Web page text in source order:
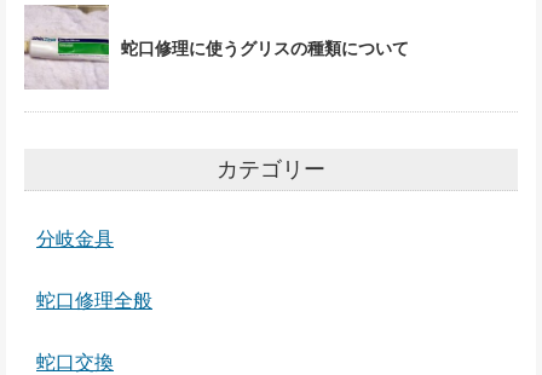
蛇口修理に使うグリスの種類について
カテゴリー
分岐金具
蛇口修理全般
蛇口交換